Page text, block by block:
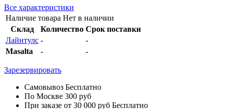
Все характеристики
Наличие товара Нет в наличии
Склад
Количество Срок поставки
Лайнтулс -
-
Masalta
- -
Зарезервировать
Самовывоз Бесплатно
По Москве 300 руб
При заказе от 30 000 руб Бесплатно